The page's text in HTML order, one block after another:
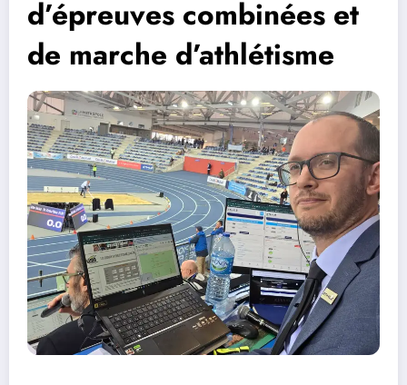
d’épreuves combinées et
de marche d’athlétisme